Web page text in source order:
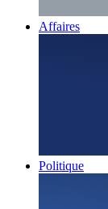
Affaires
Politique